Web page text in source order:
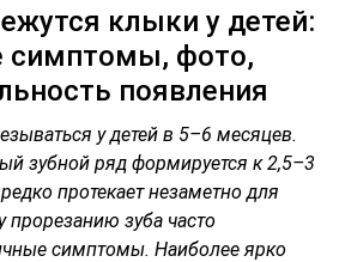
клыки у детей:
симптомы, фото,
появления
у детей в 5–6 месяцев.
зубной ряд формируется к 2,5–3
протекает незаметно для
прорезанию зуба часто
симптомы. Наиболее ярко